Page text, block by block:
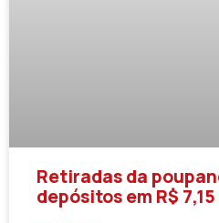
Retiradas da
depósitos em R$